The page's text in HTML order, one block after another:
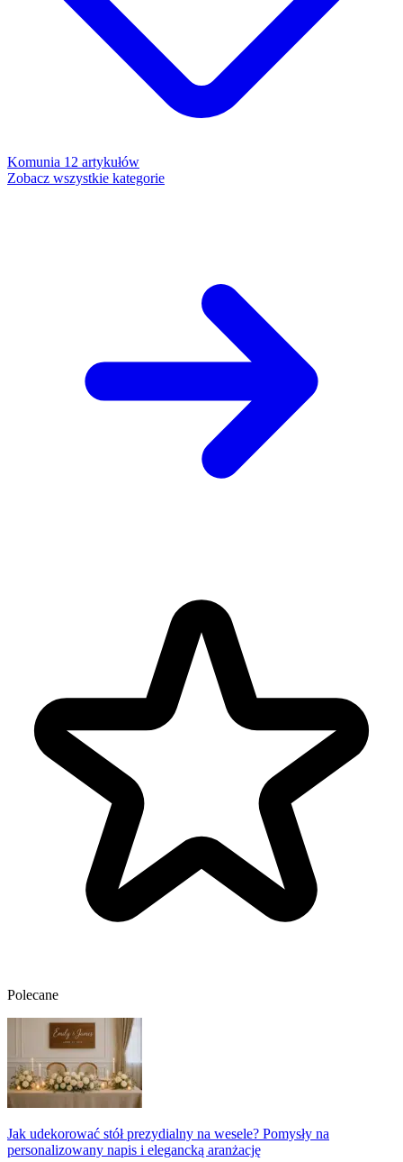
Komunia 12 artykułów
Zobacz wszystkie kategorie
Polecane
Jak udekorować stół prezydialny na wesele? Pomysły na
personalizowany napis i elegancką aranżację